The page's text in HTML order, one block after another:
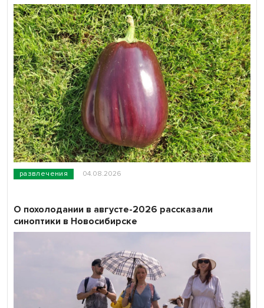
развлечения 04.08.2026
О похолодании в августе-2026 рассказали
синоптики в Новосибирске